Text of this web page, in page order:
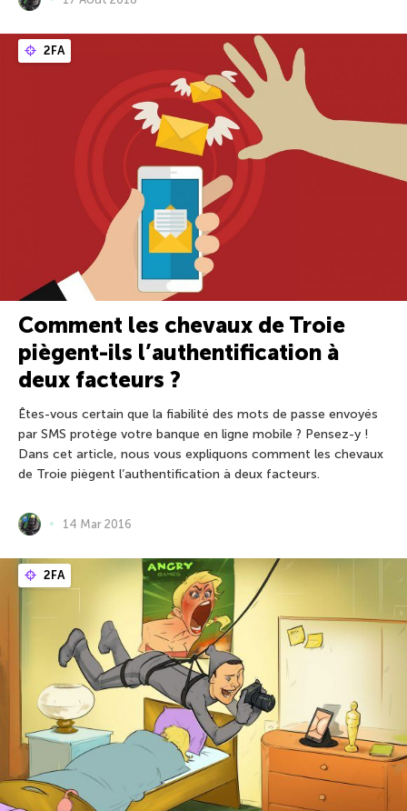
2FA
Comment les chevaux de Troie
piègent-ils l’authentification à
deux facteurs ?
Êtes-vous certain que la fiabilité des mots de passe envoyés
par SMS protège votre banque en ligne mobile ? Pensez-y !
Dans cet article, nous vous expliquons comment les chevaux
de Troie piègent l’authentification à deux facteurs.
14 Mar 2016
2FA